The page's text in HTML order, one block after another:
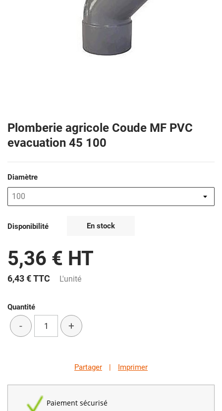
Plomberie agricole Coude MF PVC
evacuation 45 100
Diamètre
Disponibilité En stock
5,36 € HT
6,43 €TTC L'unité
Quantité
- +
Partager | Imprimer
Paiement sécurisé